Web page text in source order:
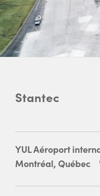
Stantec
YUL Aéroport
Montréal, Québec